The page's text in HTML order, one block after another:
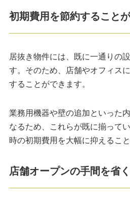
初期費用を節約すること
居抜き物件には、既に一通りの
す。そのため、店舗やオフィス
することができます。
業務用機器や壁の追加といった
なるため、これらが既に揃って
時の初期費用を大幅に抑えるこ
店舗オープンの手間を省